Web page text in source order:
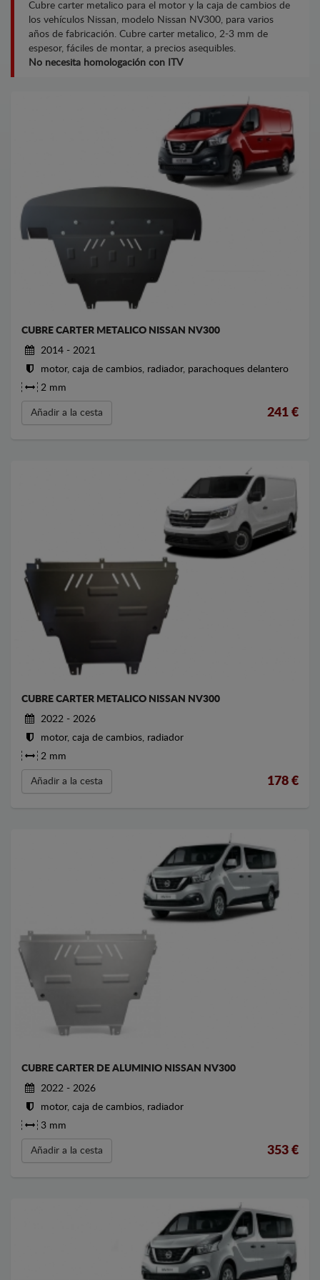
Cubre carter metalico para el motor y la caja de cambios de
los vehículos Nissan, modelo Nissan NV300, para varios
años de fabricación. Cubre carter metalico, 2-3 mm de
espesor, fáciles de montar, a precios asequibles.
No necesita homologación con ITV
CUBRE CARTER METALICO NISSAN NV300
2014 - 2021
motor, caja de cambios, radiador, parachoques delantero
2 mm
Añadir a la cesta 241 €
CUBRE CARTER METALICO NISSAN NV300
2022 - 2026
motor, caja de cambios, radiador
2 mm
Añadir a la cesta 178 €
CUBRE CARTER DE ALUMINIO NISSAN NV300
2022 - 2026
motor, caja de cambios, radiador
3 mm
Añadir a la cesta 353 €